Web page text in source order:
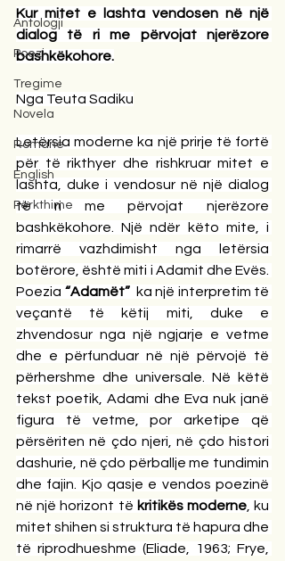
Antologji
Poezi
Tregime
Novela
Romane
English
Përkthime
Kur mitet e lashta vendosen në një
dialog të ri me përvojat njerëzore
bashkëkohore.
Nga Teuta Sadiku
Letërsia moderne ka një prirje të fortë
për të rikthyer dhe rishkruar mitet e
lashta, duke i vendosur në një dialog
të ri me përvojat njerëzore
bashkëkohore. Një ndër këto mite, i
rimarrë vazhdimisht nga letërsia
botërore, është miti i Adamit dhe Evës.
Poezia “Adamët” ka një interpretim të
veçantë të këtij miti, duke e
zhvendosur nga një ngjarje e vetme
dhe e përfunduar në një përvojë të
përhershme dhe universale. Në këtë
tekst poetik, Adami dhe Eva nuk janë
figura të vetme, por arketipe që
përsëriten në çdo njeri, në çdo histori
dashurie, në çdo përballje me tundimin
dhe fajin. Kjo qasje e vendos poezinë
në një horizont të kritikës moderne, ku
mitet shihen si struktura të hapura dhe
të riprodhueshme (Eliade, 1963; Frye,